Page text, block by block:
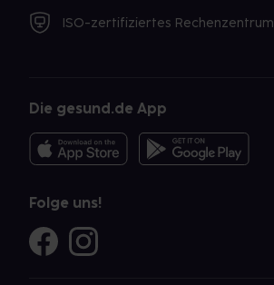
ISO-zertifiziertes Rechenzentrum
Die gesund.de App
Folge uns!